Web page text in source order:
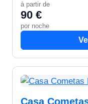
15 minutos…
à partir de
90 €
por noche
Casa